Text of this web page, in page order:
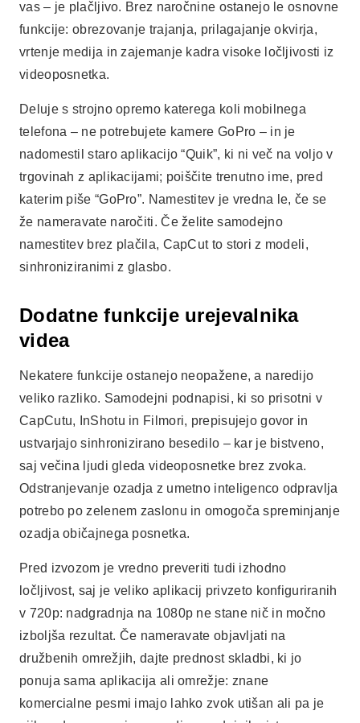
vas – je plačljivo. Brez naročnine ostanejo le osnovne
funkcije: obrezovanje trajanja, prilagajanje okvirja,
vrtenje medija in zajemanje kadra visoke ločljivosti iz
videoposnetka.
Deluje s strojno opremo katerega koli mobilnega
telefona – ne potrebujete kamere GoPro – in je
nadomestil staro aplikacijo “Quik”, ki ni več na voljo v
trgovinah z aplikacijami; poiščite trenutno ime, pred
katerim piše “GoPro”. Namestitev je vredna le, če se
že nameravate naročiti. Če želite samodejno
namestitev brez plačila, CapCut to stori z modeli,
sinhroniziranimi z glasbo.
Dodatne funkcije urejevalnika
videa
Nekatere funkcije ostanejo neopažene, a naredijo
veliko razliko. Samodejni podnapisi, ki so prisotni v
CapCutu, InShotu in Filmori, prepisujejo govor in
ustvarjajo sinhronizirano besedilo – kar je bistveno,
saj večina ljudi gleda videoposnetke brez zvoka.
Odstranjevanje ozadja z umetno inteligenco odpravlja
potrebo po zelenem zaslonu in omogoča spreminjanje
ozadja običajnega posnetka.
Pred izvozom je vredno preveriti tudi izhodno
ločljivost, saj je veliko aplikacij privzeto konfiguriranih
v 720p: nadgradnja na 1080p ne stane nič in močno
izboljša rezultat. Če nameravate objavljati na
družbenih omrežjih, dajte prednost skladbi, ki jo
ponuja sama aplikacija ali omrežje: znane
komercialne pesmi imajo lahko zvok utišan ali pa je